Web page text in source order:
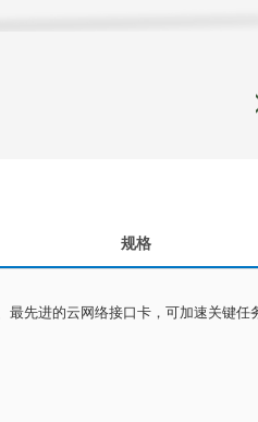
规格
先进的云网络接口卡，可加速关键